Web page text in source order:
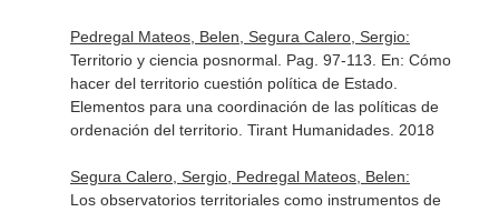
Pedregal Mateos, Belen, Segura Calero, Sergio:
Territorio y ciencia posnormal. Pag. 97-113. En: Cómo
hacer del territorio cuestión política de Estado.
Elementos para una coordinación de las políticas de
ordenación del territorio. Tirant Humanidades. 2018
Segura Calero, Sergio, Pedregal Mateos, Belen:
Los observatorios territoriales como instrumentos de